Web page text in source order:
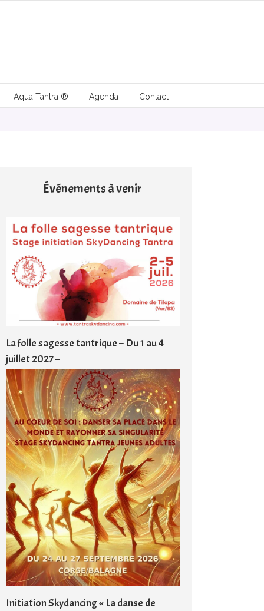
Aqua Tantra ® Agenda Contact
Événements à venir
La folle sagesse tantrique – Du 1 au 4
juillet 2027 –
Initiation Skydancing « La danse de